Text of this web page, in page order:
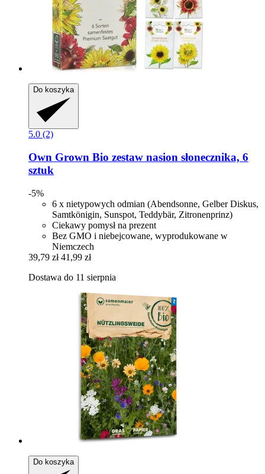
Do koszyka
5.0 (2)
Own Grown Bio zestaw nasion słonecznika, 6
sztuk
-5%
6 x nietypowych odmian (Abendsonne, Gelber Diskus,
Samtkönigin, Sunspot, Teddybär, Zitronenprinz)
Ciekawy pomysł na prezent
Bez GMO i niebejcowane, wyprodukowane w
Niemczech
39,79 zł 41,99 zł
Dostawa do 11 sierpnia
Do koszyka